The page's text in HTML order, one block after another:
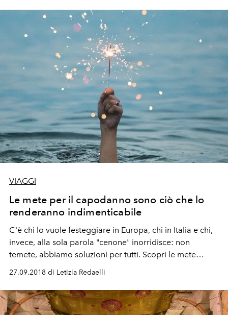
VIAGGI
Le mete per il capodanno sono ciò che lo
renderanno indimenticabile
C'è chi lo vuole festeggiare in Europa, chi in Italia e chi,
invece, alla sola parola "cenone" inorridisce: non
temete, abbiamo soluzioni per tutti. Scopri le mete
27.09.2018 di Letizia Redaelli